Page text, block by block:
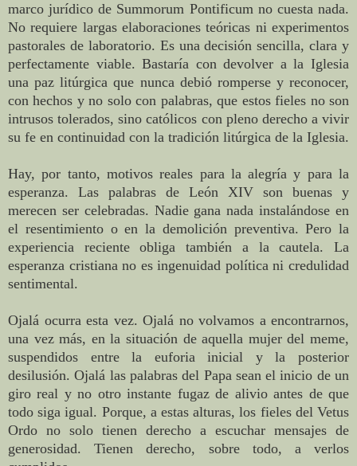
marco jurídico de Summorum Pontificum no cuesta nada.
No requiere largas elaboraciones teóricas ni experimentos
pastorales de laboratorio. Es una decisión sencilla, clara y
perfectamente viable. Bastaría con devolver a la Iglesia
una paz litúrgica que nunca debió romperse y reconocer,
con hechos y no solo con palabras, que estos fieles no son
intrusos tolerados, sino católicos con pleno derecho a vivir
su fe en continuidad con la tradición litúrgica de la Iglesia.
Hay, por tanto, motivos reales para la alegría y para la
esperanza. Las palabras de León XIV son buenas y
merecen ser celebradas. Nadie gana nada instalándose en
el resentimiento o en la demolición preventiva. Pero la
experiencia reciente obliga también a la cautela. La
esperanza cristiana no es ingenuidad política ni credulidad
sentimental.
Ojalá ocurra esta vez. Ojalá no volvamos a encontrarnos,
una vez más, en la situación de aquella mujer del meme,
suspendidos entre la euforia inicial y la posterior
desilusión. Ojalá las palabras del Papa sean el inicio de un
giro real y no otro instante fugaz de alivio antes de que
todo siga igual. Porque, a estas alturas, los fieles del Vetus
Ordo no solo tienen derecho a escuchar mensajes de
generosidad. Tienen derecho, sobre todo, a verlos